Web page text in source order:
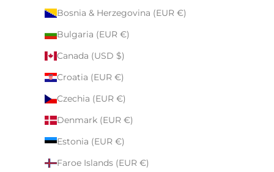
Bosnia & Herzegovina (EUR €)
Bulgaria (EUR €)
Canada (USD $)
Croatia (EUR €)
Czechia (EUR €)
Denmark (EUR €)
Estonia (EUR €)
Faroe Islands (EUR €)